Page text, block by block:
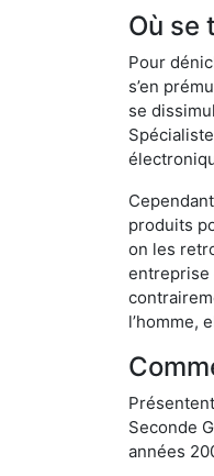
Où se
Pour
s’en
se
produits
on les
entreprise
l’homme,
Seconde
années